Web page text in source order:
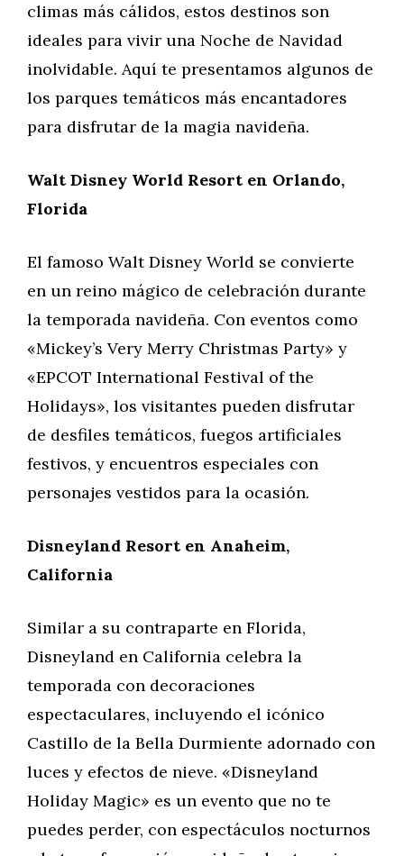
climas más cálidos, estos destinos son
ideales para vivir una Noche de Navidad
inolvidable. Aquí te presentamos algunos de
los parques temáticos más encantadores
para disfrutar de la magia navideña.
Walt Disney World Resort en Orlando,
Florida
El famoso Walt Disney World se convierte
en un reino mágico de celebración durante
la temporada navideña. Con eventos como
«Mickey’s Very Merry Christmas Party» y
«EPCOT International Festival of the
Holidays», los visitantes pueden disfrutar
de desfiles temáticos, fuegos artificiales
festivos, y encuentros especiales con
personajes vestidos para la ocasión.
Disneyland Resort en Anaheim,
California
Similar a su contraparte en Florida,
Disneyland en California celebra la
temporada con decoraciones
espectaculares, incluyendo el icónico
Castillo de la Bella Durmiente adornado con
luces y efectos de nieve. «Disneyland
Holiday Magic» es un evento que no te
puedes perder, con espectáculos nocturnos